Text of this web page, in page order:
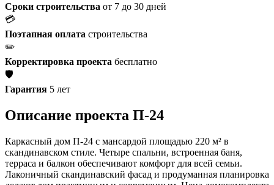
Сроки строительства от 7 до 30 дней
💳
Поэтапная оплата строительства
✏️
Корректировка проекта бесплатно
🛡️
Гарантия 5 лет
Описание проекта П-24
Каркасный дом П-24 с мансардой площадью 220 м² в
скандинавском стиле. Четыре спальни, встроенная баня,
терраса и балкон обеспечивают комфорт для всей семьи.
Лаконичный скандинавский фасад и продуманная планировка